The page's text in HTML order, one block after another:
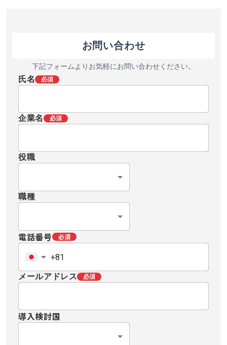
お問い合わせ
下記フォームよりお気軽にお問い合わせください。
氏名 必須
企業名 必須
役職
職種
電話番号 必須
メールアドレス 必須
導入検討国